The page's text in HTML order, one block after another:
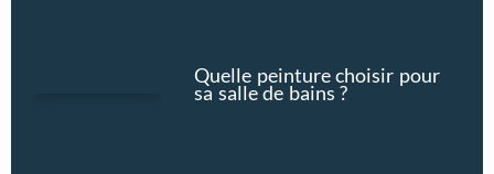
Quelle peinture choisir pour
sa salle de bains ?